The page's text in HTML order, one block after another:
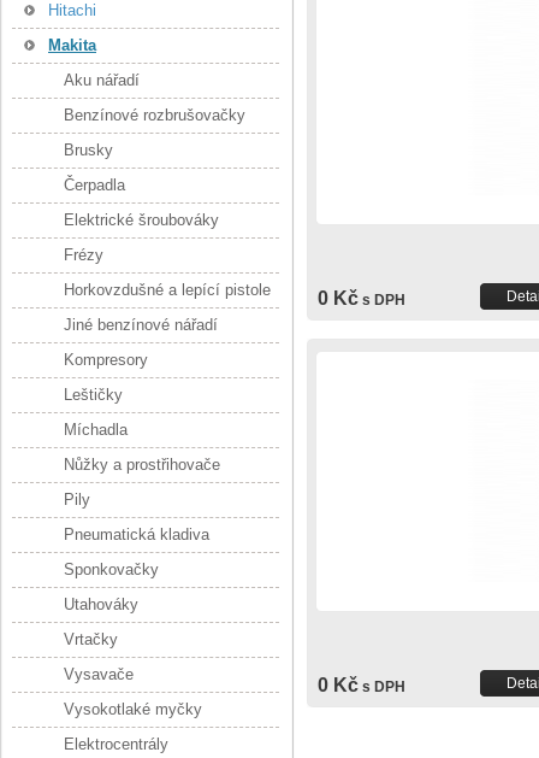
0 Kč s DPH
0 Kč s DPH
Hitachi
Makita
Aku nářadí
Benzínové rozbrušovačky
Brusky
Čerpadla
Elektrické šroubováky
Frézy
Horkovzdušné a lepící pistole
Jiné benzínové nářadí
Kompresory
Leštičky
Míchadla
Nůžky a prostřihovače
Pily
Pneumatická kladiva
Sponkovačky
Utahováky
Vrtačky
Vysavače
Vysokotlaké myčky
Elektrocentrály